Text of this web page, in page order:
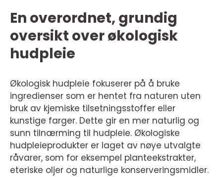
En overordnet, grundig
oversikt over økologisk
hudpleie
Økologisk hudpleie fokuserer på å bruke
ingredienser som er hentet fra naturen uten
bruk av kjemiske tilsetningsstoffer eller
kunstige farger. Dette gir en mer naturlig og
sunn tilnærming til hudpleie. Økologiske
hudpleieprodukter er laget av nøye utvalgte
råvarer, som for eksempel planteekstrakter,
eteriske oljer og naturlige konserveringsmidler.